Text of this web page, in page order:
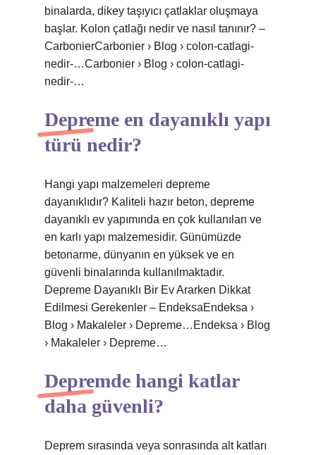
binalarda, dikey taşıyıcı çatlaklar oluşmaya
başlar. Kolon çatlağı nedir ve nasıl tanınır? –
CarbonierCarbonier › Blog › colon-catlagi-
nedir-…Carbonier › Blog › colon-catlagi-
nedir-…
Depreme en dayanıklı yapı
türü nedir?
Hangi yapı malzemeleri depreme
dayanıklıdır? Kaliteli hazır beton, depreme
dayanıklı ev yapımında en çok kullanılan ve
en karlı yapı malzemesidir. Günümüzde
betonarme, dünyanın en yüksek ve en
güvenli binalarında kullanılmaktadır.
Depreme Dayanıklı Bir Ev Ararken Dikkat
Edilmesi Gerekenler – EndeksaEndeksa ›
Blog › Makaleler › Depreme…Endeksa › Blog
› Makaleler › Depreme…
Depremde hangi katlar
daha güvenli?
Deprem sırasında veya sonrasında alt katları